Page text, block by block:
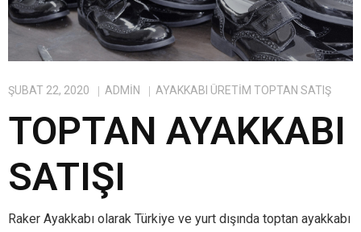
ŞUBAT 22, 2020 ADMIN AYAKKABI ÜRETIM TOPTAN SATIŞ
TOPTAN AYAKKABI
SATIŞI
Raker Ayakkabı olarak Türkiye ve yurt dışında toptan ayakkabı